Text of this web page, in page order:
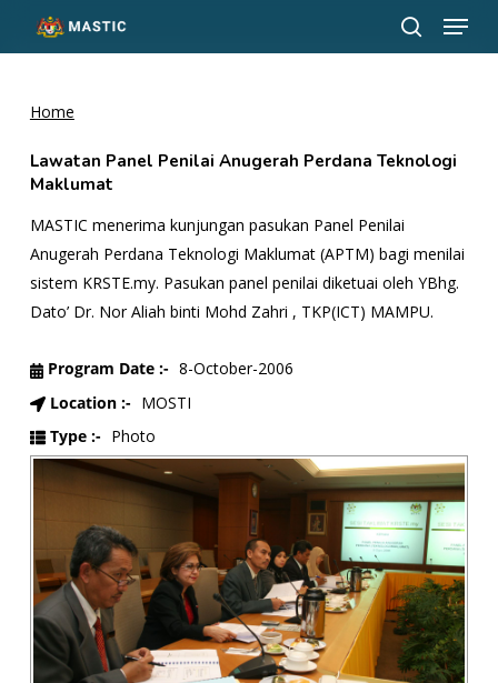
search
Menu
Home
Lawatan Panel Penilai Anugerah Perdana Teknologi
Maklumat
MASTIC menerima kunjungan pasukan Panel Penilai
Anugerah Perdana Teknologi Maklumat (APTM) bagi menilai
sistem KRSTE.my. Pasukan panel penilai diketuai oleh YBhg.
Dato’ Dr. Nor Aliah binti Mohd Zahri , TKP(ICT) MAMPU.
Program Date :- 8-October-2006
Location :- MOSTI
Type :- Photo